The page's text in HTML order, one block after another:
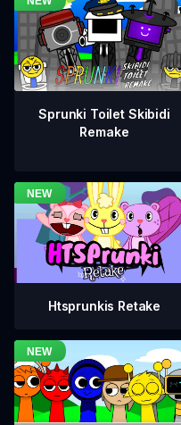
Sprunki Toilet Skibidi
Remake
Htsprunkis Retake